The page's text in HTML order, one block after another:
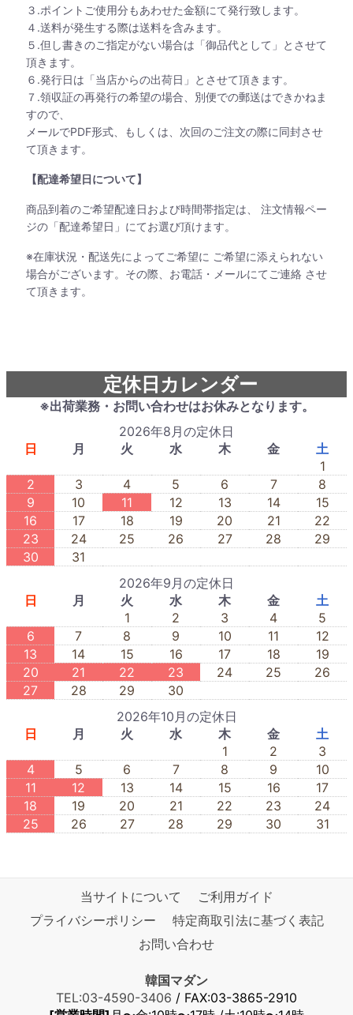
３.ポイントご使用分もあわせた金額にて発行致します。
４.送料が発生する際は送料を含みます。
５.但し書きのご指定がない場合は「御品代として」とさせて
頂きます。
６.発行日は「当店からの出荷日」とさせて頂きます。
７.領収証の再発行の希望の場合、別便での郵送はできかねま
すので、
メールでPDF形式、もしくは、次回のご注文の際に同封させ
て頂きます。
【配達希望日について】
商品到着のご希望配達日および時間帯指定は、 注文情報ペー
ジの「配達希望日」にてお選び頂けます。
※在庫状況・配送先によってご希望に ご希望に添えられない
場合がございます。その際、お電話・メールにてご連絡 させ
て頂きます。
定休日カレンダー
※出荷業務・お問い合わせはお休みとなります。
2026年8月の定休日
日
月 火 水 木 金
土
1
2
3 4 5 6 7
8
9
10 11 12 13 14
15
16
17 18 19 20 21
22
23
24 25 26 27 28
29
30
31
2026年9月の定休日
日
月 火 水 木 金
土
1
2 3 4
5
6
7 8 9 10 11
12
13
14 15 16 17 18
19
20
21 22 23 24 25
26
27
28 29
30
2026年10月の定休日
日
月 火 水 木 金
土
1
2
3
4
5 6 7 8 9
10
11
12 13 14 15 16
17
18
19 20 21 22 23
24
25
26 27 28 29 30 31
当サイトについて
ご利用ガイド
プライバシーポリシー
特定商取引法に基づく表記
お問い合わせ
韓国マダン
TEL:03-4590-3406 / FAX:03-3865-2910